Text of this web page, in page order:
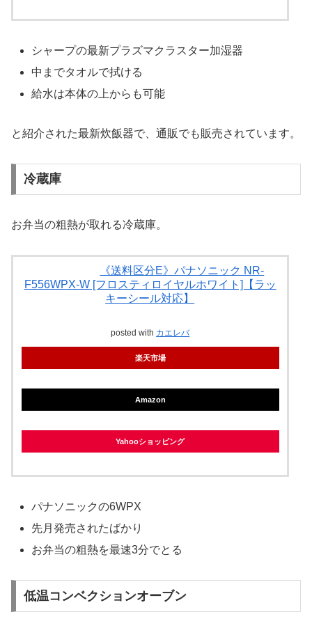
シャープの最新プラズマクラスター加湿器
中までタオルで拭ける
給水は本体の上からも可能
と紹介された最新炊飯器で、通販でも販売されています。
冷蔵庫
お弁当の粗熱が取れる冷蔵庫。
《送料区分E》パナソニック NR-
F556WPX-W [フロスティロイヤルホワイト]【ラッ
キーシール対応】
posted with カエレバ
楽天市場
Amazon
Yahooショッピング
パナソニックの6WPX
先月発売されたばかり
お弁当の粗熱を最速3分でとる
低温コンベクションオーブン